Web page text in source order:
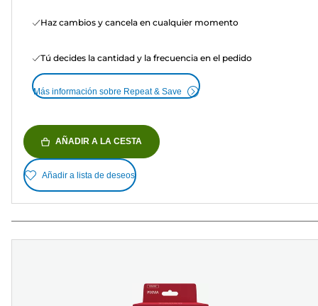
Haz cambios y cancela en cualquier momento
Tú decides la cantidad y la frecuencia en el pedido
Más información sobre Repeat & Save
AÑADIR A LA CESTA
Añadir a lista de deseos